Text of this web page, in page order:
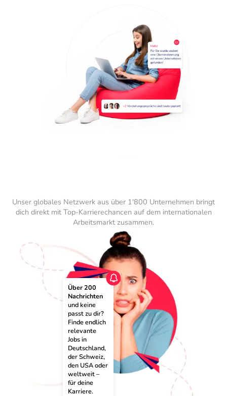
Unser globales Netzwerk aus über 1'800 Unternehmen bringt
dich direkt mit Top-Karrierechancen auf dem internationalen
Arbeitsmarkt zusammen.
Über 200
Nachrichten
und keine
passt zu dir?
Finde endlich
relevante
Jobs in
Deutschland,
der Schweiz,
den USA oder
weltweit –
für deine
Karriere.